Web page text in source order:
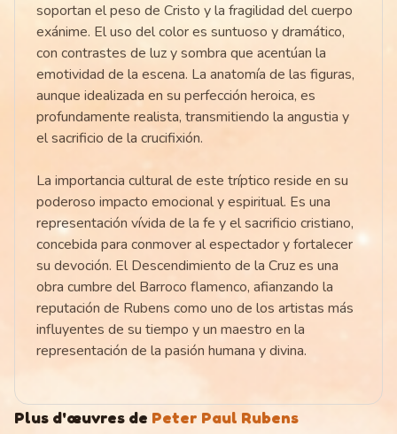
soportan el peso de Cristo y la fragilidad del cuerpo
exánime. El uso del color es suntuoso y dramático,
con contrastes de luz y sombra que acentúan la
emotividad de la escena. La anatomía de las figuras,
aunque idealizada en su perfección heroica, es
profundamente realista, transmitiendo la angustia y
el sacrificio de la crucifixión.
La importancia cultural de este tríptico reside en su
poderoso impacto emocional y espiritual. Es una
representación vívida de la fe y el sacrificio cristiano,
concebida para conmover al espectador y fortalecer
su devoción. El Descendimiento de la Cruz es una
obra cumbre del Barroco flamenco, afianzando la
reputación de Rubens como uno de los artistas más
influyentes de su tiempo y un maestro en la
representación de la pasión humana y divina.
Plus d'œuvres de Peter Paul Rubens